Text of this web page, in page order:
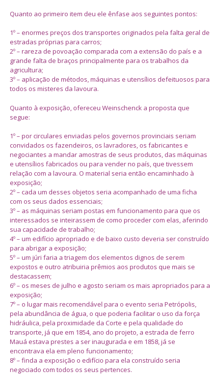
Quanto ao primeiro item deu ele ênfase aos seguintes pontos:
1º – enormes preços dos transportes originados pela falta geral de
estradas próprias para carros;
2º – rareza de povoação comparada com a extensão do país e a
grande falta de braços principalmente para os trabalhos da
agricultura;
3º – aplicação de métodos, máquinas e utensílios defeituosos para
todos os misteres da lavoura.
Quanto à exposição, ofereceu Weinschenck a proposta que
segue:
1º – por circulares enviadas pelos governos provinciais seriam
convidados os fazendeiros, os lavradores, os fabricantes e
negociantes a mandar amostras de seus produtos, das máquinas
e utensílios fabricados ou para vender no país, que tivessem
relação com a lavoura. O material seria então encaminhado à
exposição;
2º – cada um desses objetos seria acompanhado de uma ficha
com os seus dados essenciais;
3º – as máquinas seriam postas em funcionamento para que os
interessados se inteirassem de como proceder com elas, aferindo
sua capacidade de trabalho;
4º – um edifício apropriado e de baixo custo deveria ser construído
para abrigar a exposição;
5º – um júri faria a triagem dos elementos dignos de serem
expostos e outro atribuiria prêmios aos produtos que mais se
destacassem;
6º – os meses de julho e agosto seriam os mais apropriados para a
exposição;
7º – o lugar mais recomendável para o evento seria Petrópolis,
pela abundância de água, o que poderia facilitar o uso da força
hidráulica, pela proximidade da Corte e pela qualidade do
transporte, já que em 1854, ano do projeto, a estrada de ferro
Mauá estava prestes a ser inaugurada e em 1858, já se
encontrava ela em pleno funcionamento;
8º – finda a exposição o edifício para ela construído seria
negociado com todos os seus pertences.